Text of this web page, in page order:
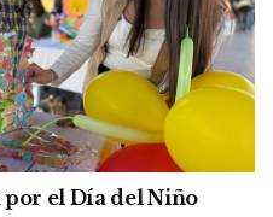
el Día del Niño